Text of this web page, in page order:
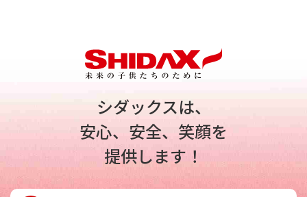
シダックスは、
安心、安全、笑顔を
提供します！